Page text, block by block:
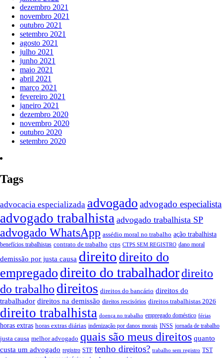
dezembro 2021
novembro 2021
outubro 2021
setembro 2021
agosto 2021
julho 2021
junho 2021
maio 2021
abril 2021
março 2021
fevereiro 2021
janeiro 2021
dezembro 2020
novembro 2020
outubro 2020
setembro 2020
Tags
advocacia especializada advogado advogado especialista
advogado trabalhista advogado trabalhista SP
advogado WhatsApp assédio moral no trabalho ação trabalhista
benefícios trabalhistas contrato de trabalho ctps CTPS SEM REGISTRO dano moral
demissão por justa causa direito direito do
empregado direito do trabalhadordireito
do trabalho direitos direitos do bancário direitos do
trabalhador direitos na demissão direitos rescisórios direitos trabalhistas 2026
direito trabalhista doença no trabalho empregado doméstico férias
horas extras horas extras diárias indenização por danos morais INSS jornada de trabalho
justa causa melhor advogado quais são meus direitos quanto
custa um advogado registro STF tenho direitos? trabalho sem registro TST